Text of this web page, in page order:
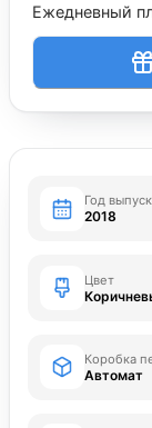
Ежедневный
Год
2018
Цвет
Коробка
Автомат